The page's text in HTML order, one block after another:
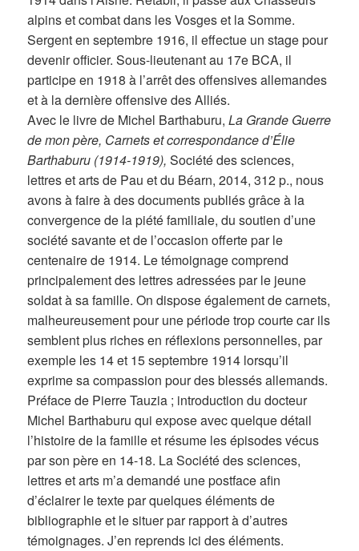
alpins et combat dans les Vosges et la Somme.
Sergent en septembre 1916, il effectue un stage pour
devenir officier. Sous-lieutenant au 17e BCA, il
participe en 1918 à l’arrêt des offensives allemandes
et à la dernière offensive des Alliés.
Avec le livre de Michel Barthaburu,La Grande Guerre
de mon père, Carnets et correspondance d’Élie
Barthaburu (1914-1919),Société des sciences,
lettres et arts de Pau et du Béarn, 2014, 312 p., nous
avons à faire à des documents publiés grâce à la
convergence de la piété familiale, du soutien d’une
société savante et de l’occasion offerte par le
centenaire de 1914. Le témoignage comprend
principalement des lettres adressées par le jeune
soldat à sa famille. On dispose également de carnets,
malheureusement pour une période trop courte car ils
semblent plus riches en réflexions personnelles, par
exemple les 14 et 15 septembre 1914 lorsqu’il
exprime sa compassion pour des blessés allemands.
Préface de Pierre Tauzia ; introduction du docteur
Michel Barthaburu qui expose avec quelque détail
l’histoire de la famille et résume les épisodes vécus
par son père en 14-18. La Société des sciences,
lettres et arts m’a demandé une postface afin
d’éclairer le texte par quelques éléments de
bibliographie et le situer par rapport à d’autres
témoignages. J’en reprends ici des éléments.